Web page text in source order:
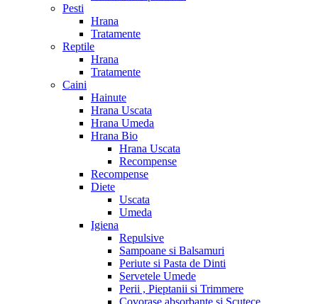
Pesti
Hrana
Tratamente
Reptile
Hrana
Tratamente
Caini
Hainute
Hrana Uscata
Hrana Umeda
Hrana Bio
Hrana Uscata
Recompense
Recompense
Diete
Uscata
Umeda
Igiena
Repulsive
Sampoane si Balsamuri
Periute si Pasta de Dinti
Servetele Umede
Perii , Pieptanii si Trimmere
Covorase absorbante si Scutece